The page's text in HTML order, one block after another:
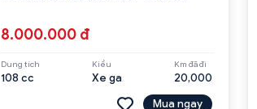
8.000.000 đ
Dung tích
108 cc
Kiểu
Xe ga
Km đã đi
20,000
Mua ngay